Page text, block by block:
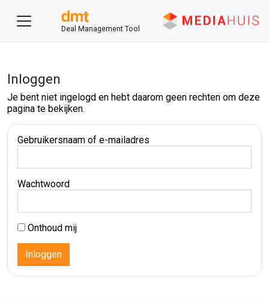
Deal Management Tool
Inloggen
Je bent niet ingelogd en hebt daarom geen rechten om deze
pagina te bekijken.
Gebruikersnaam of e-mailadres
Wachtwoord
Onthoud mij